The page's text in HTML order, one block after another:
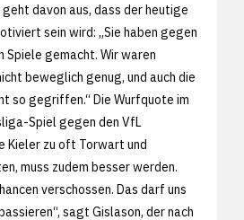
davon aus, dass der heutige
sein wird: „Sie haben gegen
Spiele gemacht. Wir waren
beweglich genug, und auch die
so gegriffen.“ Die Wurfquote im
Spiel gegen den VfL
Kieler zu oft Torwart und
muss zudem besser werden.
verschossen. Das darf uns
sagt Gislason, der nach